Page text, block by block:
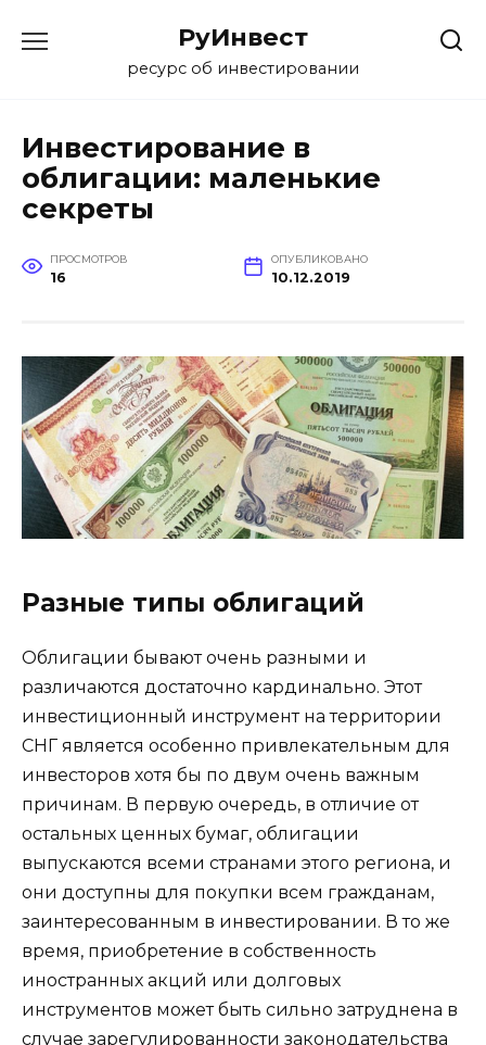
РуИнвест
ресурс об инвестировании
Инвестирование в
облигации: маленькие
секреты
ПРОСМОТРОВ
16
ОПУБЛИКОВАНО
10.12.2019
Разные типы облигаций
Облигации бывают очень разными и
различаются достаточно кардинально. Этот
инвестиционный инструмент на территории
СНГ является особенно привлекательным для
инвесторов хотя бы по двум очень важным
причинам. В первую очередь, в отличие от
остальных ценных бумаг, облигации
выпускаются всеми странами этого региона, и
они доступны для покупки всем гражданам,
заинтересованным в инвестировании. В то же
время, приобретение в собственность
иностранных акций или долговых
инструментов может быть сильно затруднена в
случае зарегулированности законодательства